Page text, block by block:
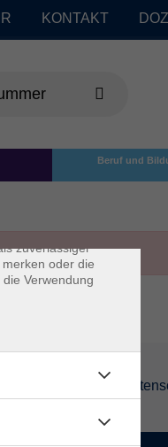
KONTAKT
Beruf und
und vom
zuverlässiger
oder die
Verwendung
×